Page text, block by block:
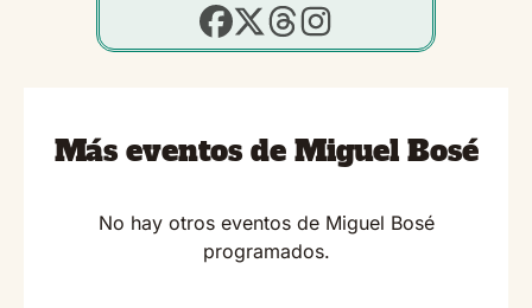
Más eventos de Miguel Bosé
No hay otros eventos de Miguel Bosé
programados.